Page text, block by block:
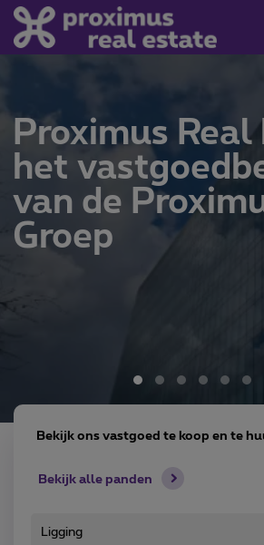
Contact
Over ons
Nieuwsbrief
Kom erbij
Proximus Real
het
van de
Groep
Bekijk ons vastgoed te koop en te
Bekijk alle panden